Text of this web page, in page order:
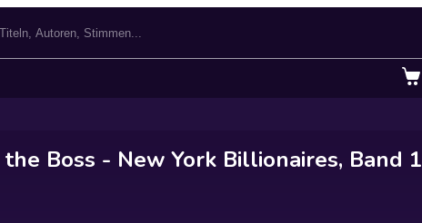
Boss - New York Billionaires, Band 1